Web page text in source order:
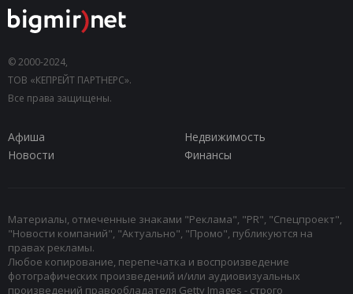
© 2000-2024,
ТОВ «КЕПРЕЙТ ПАРТНЕРС».
Все права защищены.
Афиша
Недвижимость
Новости
Финансы
Материалы, отмеченные знаками "Реклама", "PR", "Спецпроект",
"Новости компаний", "Актуально", "Промо", публикуются на
правах рекламы.
Любое копирование, перепечатка и воспроизведение
фотографических произведений и/или аудиовизуальных
произведений правообладателя Getty Images - строго